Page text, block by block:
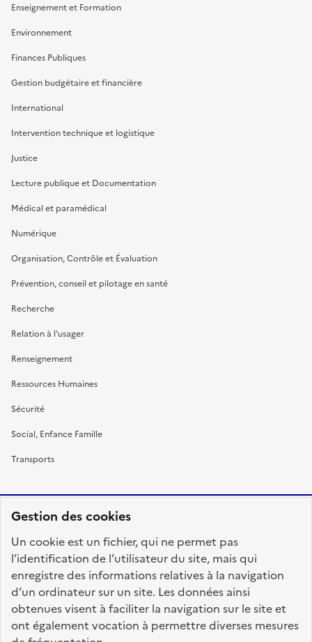
Gestion des cookies
Un cookie est un fichier, qui ne permet pas
l’identification de l’utilisateur du site, mais qui
enregistre des informations relatives à la navigation
d’un ordinateur sur un site. Les données ainsi
obtenues visent à faciliter la navigation sur le site et
ont également vocation à permettre diverses mesures
Enseignement et Formation
Environnement
Finances Publiques
Gestion budgétaire et financière
International
Intervention technique et logistique
Justice
Lecture publique et Documentation
Médical et paramédical
Numérique
Organisation, Contrôle et Évaluation
Prévention, conseil et pilotage en santé
Recherche
Relation à l’usager
Renseignement
Ressources Humaines
Sécurité
Social, Enfance Famille
Transports
FRANÇAISE
fonction-publique.gouv.fr
legifrance.gouv.fr